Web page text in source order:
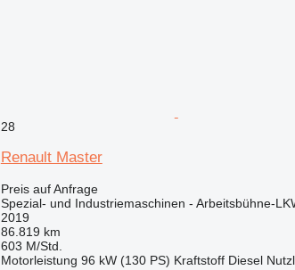
28
Renault Master
Preis auf Anfrage
Spezial- und Industriemaschinen - Arbeitsbühne-
2019
86.819 km
603 M/Std.
Motorleistung 96 kW (130 PS) Kraftstoff Diesel